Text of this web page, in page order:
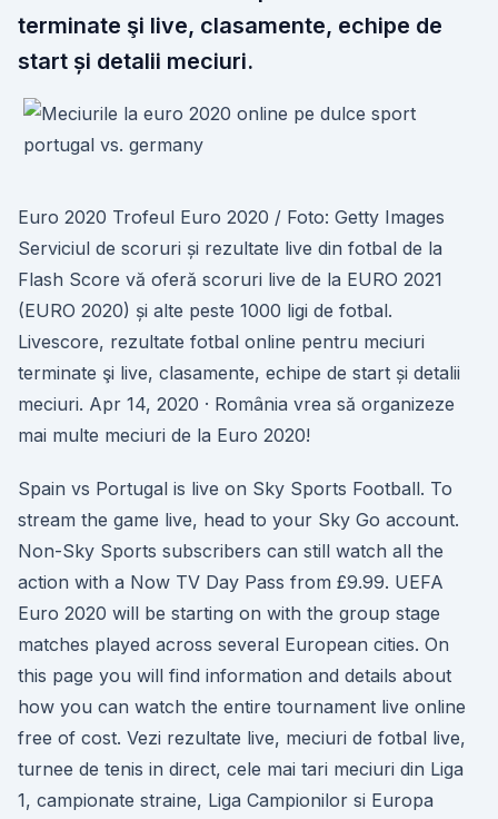
terminate şi live, clasamente, echipe de
start și detalii meciuri.
Euro 2020 Trofeul Euro 2020 / Foto: Getty Images
Serviciul de scoruri și rezultate live din fotbal de la
Flash Score vă oferă scoruri live de la EURO 2021
(EURO 2020) și alte peste 1000 ligi de fotbal.
Livescore, rezultate fotbal online pentru meciuri
terminate şi live, clasamente, echipe de start și detalii
meciuri. Apr 14, 2020 · România vrea să organizeze
mai multe meciuri de la Euro 2020!
Spain vs Portugal is live on Sky Sports Football. To
stream the game live, head to your Sky Go account.
Non-Sky Sports subscribers can still watch all the
action with a Now TV Day Pass from £9.99. UEFA
Euro 2020 will be starting on with the group stage
matches played across several European cities. On
this page you will find information and details about
how you can watch the entire tournament live online
free of cost. Vezi rezultate live, meciuri de fotbal live,
turnee de tenis in direct, cele mai tari meciuri din Liga
1, campionate straine, Liga Campionilor si Europa